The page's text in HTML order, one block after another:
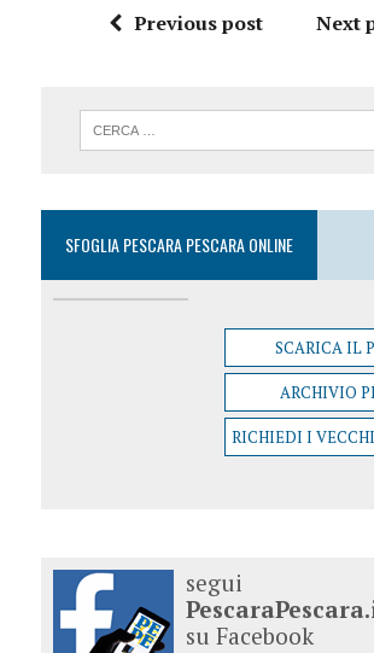
Previous post Next
SFOGLIA PESCARA PESCARA ONLINE
SCARICA IL
ARCHIVIO
RICHIEDI I
segui
su Facebook